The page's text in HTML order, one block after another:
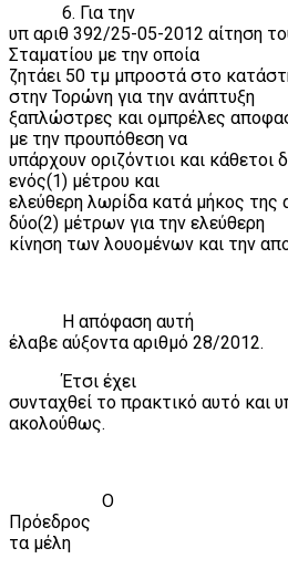
6. Για την
υπ αριθ 392/25-05-2012 αίτηση
Σταματίου με την οποία
ζητάει 50 τμ μπροστά στο
στην Τορώνη για την ανάπτυξη
ξαπλώστρες και ομπρέλες
με την προυπόθεση να
υπάρχουν οριζόντιοι και κάθετοι
ενός(1) μέτρου και
ελεύθερη λωρίδα κατά μήκος της
δύο(2) μέτρων για την ελεύθερη
κίνηση των λουομένων και την
Η απόφαση αυτή
έλαβε αύξοντα αριθμό 28/2012.
Έτσι έχει
συνταχθεί το πρακτικό αυτό και
ακολούθως.
Ο
Πρόεδρος
τα μέλη